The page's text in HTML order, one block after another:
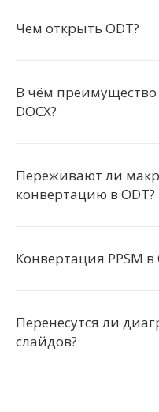
Чем открыть ODT?
В чём преимущество
DOCX?
Переживают ли
конвертацию в ODT?
Конвертация PPSM в
Перенесутся ли
слайдов?